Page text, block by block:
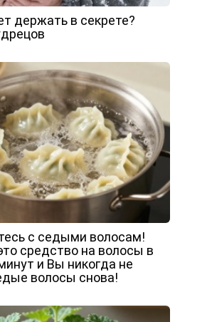
держать в секрете?
с седыми волосам!
средство на волосы в
и Вы никогда не
волосы снова!